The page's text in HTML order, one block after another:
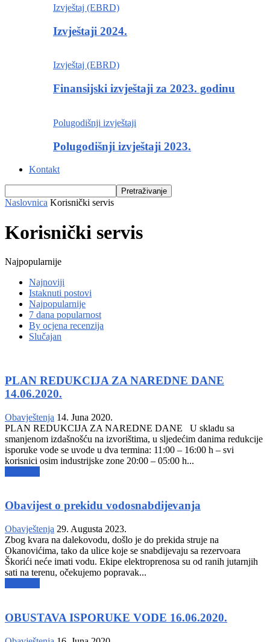
Izvještaj (EBRD)
Izvještaji 2024.
Izvještaj (EBRD)
Finansijski izvještaji za 2023. godinu
Polugodišnji izvještaji
Polugodišnji izvještaji 2023.
Kontakt
Naslovnica Korisnički servis
Korisnički servis
Najpopularnije
Najnoviji
Istaknuti postovi
Najpopularnije
7 dana popularnost
By ocjena recenzija
Slučajan
PLAN REDUKCIJA ZA NAREDNE DANE
14.06.2020.
Obavještenja 14. Juna 2020.
PLAN REDUKCIJA ZA NAREDNE DANE U skladu sa
smanjenom izdašnošću na izvorištima, u sljedećim danima redukcije
isporuke vode se uvode u dva termina: 11:00 – 16:00 h – svi
korisnici osim industrijske zone 20:00 – 05:00 h...
Obavijest o prekidu vodosnabdijevanja
Obavještenja 29. Augusta 2023.
Zbog kvara na dalekovodu, došlo je do prekida struje na
Okanovićima, tako da ulice koje se snabdijevaju sa rezervoara
Škorići neće imati vodu. Ekipe elektroprenosa su od ranih jutarnjih
sati na terenu, očekujemo popravak...
OBUSTAVA ISPORUKE VODE 16.06.2020.